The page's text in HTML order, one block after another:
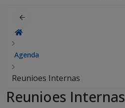
Agenda
Reunioes Internas
Reunioes Internas